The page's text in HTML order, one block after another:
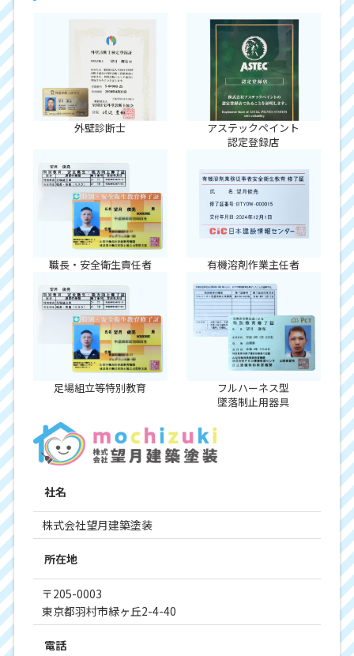
外壁診断士
アステックペイント
認定登録店
職長・安全衛生責任者 有機溶剤作業主任者
足場組立等特別教育
フルハーネス型
墜落制止用器具
社名
株式会社望月建築塗装
所在地
〒205-0003
東京都羽村市緑ヶ丘2-4-40
電話